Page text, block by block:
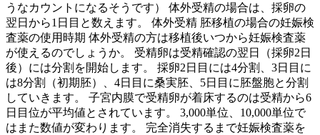
うなカウントになるそうです） 体外受精の場合は、採卵の
翌日から1日目と数えます。 体外受精 胚移植の場合の妊娠検
査薬の使用時期 体外受精の方は移植後いつから妊娠検査薬
が使えるのでしょうか。 受精卵は受精確認の翌日（採卵2日
後）には分割を開始します。 採卵2日目には4分割、3日目に
は8分割（初期胚）、4日目に桑実胚、5日目に胚盤胞と分割
していきます。 子宮内膜で受精卵が着床するのは受精から6
日目位が平均値とされています。 3,000単位、10,000単位で
はまた数値が変わります。 完全消失するまで妊娠検査薬を